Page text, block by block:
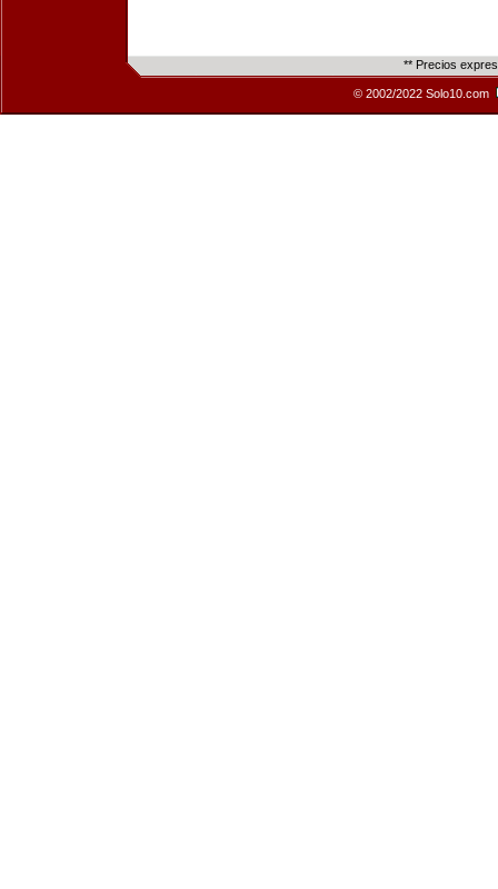
** Precios
© 2002/2022 Solo10.com